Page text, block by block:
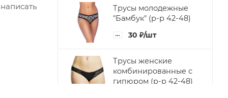
Трусы молодежные
"Бамбук" (р-р 42-48)
30 ₽/шт
Трусы женские
комбинированные с
гипюром (р-р 42-48)